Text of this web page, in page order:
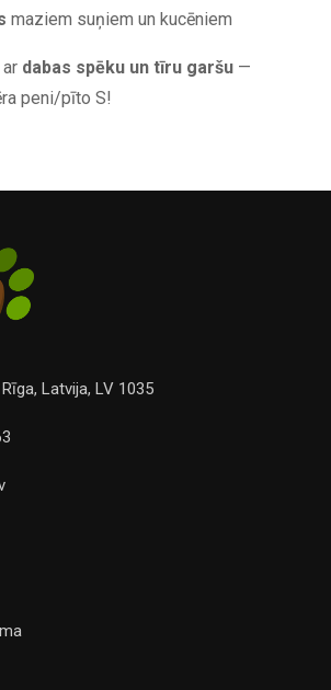
maziem suņiem un kucēniem
dabas spēku un tīru garšu —
peni/pīto S!
Latvija, LV 1035